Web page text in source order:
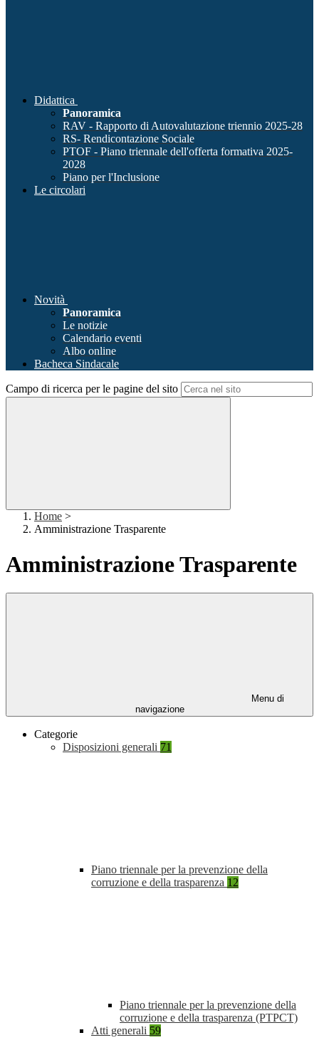
Didattica
Panoramica
RAV - Rapporto di Autovalutazione triennio 2025-28
RS- Rendicontazione Sociale
PTOF - Piano triennale dell'offerta formativa 2025-
2028
Piano per l'Inclusione
Le circolari
Novità
Panoramica
Le notizie
Calendario eventi
Albo online
Bacheca Sindacale
Campo di ricerca per le pagine del sito
Home >
Amministrazione Trasparente
Amministrazione Trasparente
Menu di
navigazione
Categorie
Disposizioni generali 71
Piano triennale per la prevenzione della
corruzione e della trasparenza 12
Piano triennale per la prevenzione della
corruzione e della trasparenza (PTPCT)
Atti generali 59